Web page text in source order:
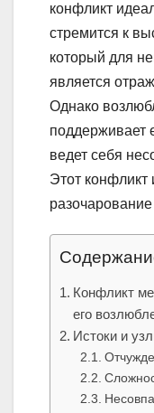
конфликт
стремится к
который для
является
Однако
поддерживает
ведет себя
Этот
Конфликт
его
Истоки и